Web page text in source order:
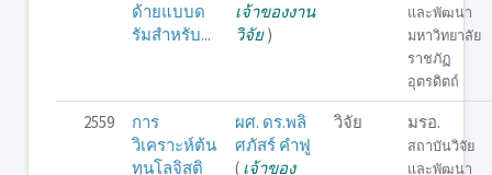
ด้ายแบบด
รัมสำหรับ...
เจ้าของงาน
วิจัย)
และพัฒนา
มหาวิทยาลัย
ราชภัฏ
อุตรดิตถ์
2559
การ
วิเคราะห์ต้น
ทุนโลจิสติ
ผศ. ดร.พลิ
ศภัสร์ คำฟู
( เจ้าของ
วิจัย มรอ.
สถาบันวิจัย
และพัฒนา